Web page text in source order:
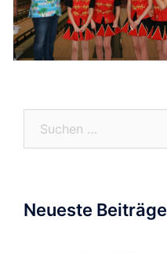
Neueste Beiträge